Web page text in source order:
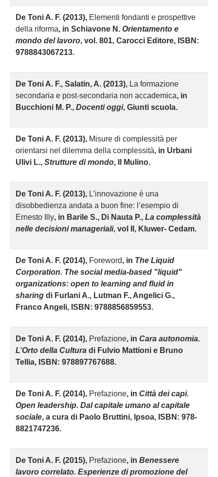
De Toni A. F. (2013), Elementi fondanti e prospettive
della riforma, in Schiavone N. Orientamento e
mondo del lavoro, vol. 801, Carocci Editore, ISBN:
9788843067213.
De Toni A. F., Salatin, A. (2013), La formazione
secondaria e post-secondaria non accademica, in
Bucchioni M. P., Docenti oggi, Giunti scuola.
De Toni A. F. (2013), Misure di complessità per
orientarsi nel dilemma della complessità, in Urbani
Ulivi L., Strutture di mondo, Il Mulino.
De Toni A. F. (2013), L’innovazione è una
disobbedienza andata a buon fine: l’esempio di
Ernesto Illy, in Barile S., Di Nauta P., La complessità
nelle decisioni manageriali, vol II, Kluwer- Cedam.
De Toni A. F. (2014), Foreword, in The Liquid
Corporation. The social media-based "liquid"
organizations: open to learning and fluid in
sharing di Furlani A., Lutman F., Angelici G.,
Franco Angeli, ISBN: 9788856859553.
De Toni A. F. (2014), Prefazione, in Cara autonomia.
L’Orto della Cultura di Fulvio Mattioni e Bruno
Tellia, ISBN: 978897767688.
De Toni A. F. (2014), Prefazione, in Città dei capi.
Open leadership. Dal capitale umano al capitale
sociale, a cura di Paolo Bruttini, Ipsoa, ISBN: 978-
8821747236.
De Toni A. F. (2015), Prefazione, in Benessere
lavoro correlato. Esperienze di promozione del